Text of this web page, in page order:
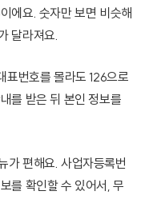
요. 숫자만 보면 비슷해
달라져요.
표번호를 몰라도 126으로
를 받은 뒤 본인 정보를
가 편해요. 사업자등록번
를 확인할 수 있어서, 무